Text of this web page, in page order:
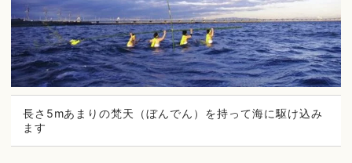
長さ5mあまりの梵天（ぼんでん）を持って海に駆け込み
ます